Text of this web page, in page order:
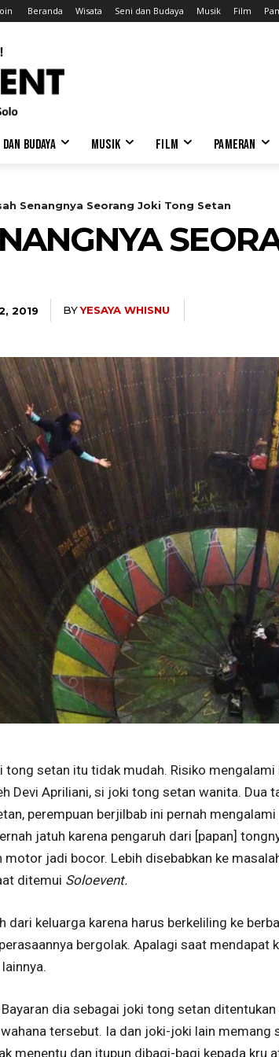
Beranda Wisata Seni dan Budaya Musik Film
BUDAYA MUSIK FILM PAMERAN
Senangnya Seorang Joki Tong Setan
2019 BYYESAYA WHISNU
tong setan itu tidak mudah. Risiko mengalami
Devi Apriliani, si joki tong setan wanita. Dua
perempuan berjilbab ini pernah
jatuh karena pengaruh dari [papan]
motor jadi bocor. Lebih disebabkan ke
ditemui Soloevent.
dari keluarga karena harus berkeliling ke
bergolak. Apalagi saat mendapat
dia sebagai joki tong setan
tersebut. Ia dan joki-joki lain memang
menentu dan itupun dibagi-bagi kepada kru